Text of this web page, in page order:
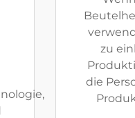
zu
die